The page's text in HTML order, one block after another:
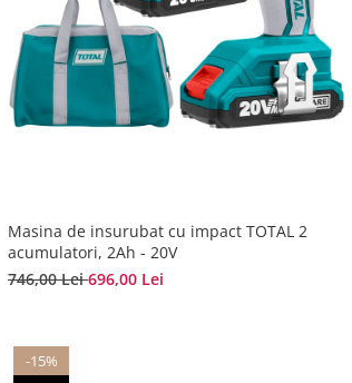
Masina de insurubat cu impact TOTAL 2
acumulatori, 2Ah - 20V
746,00 Lei696,00 Lei
-15%